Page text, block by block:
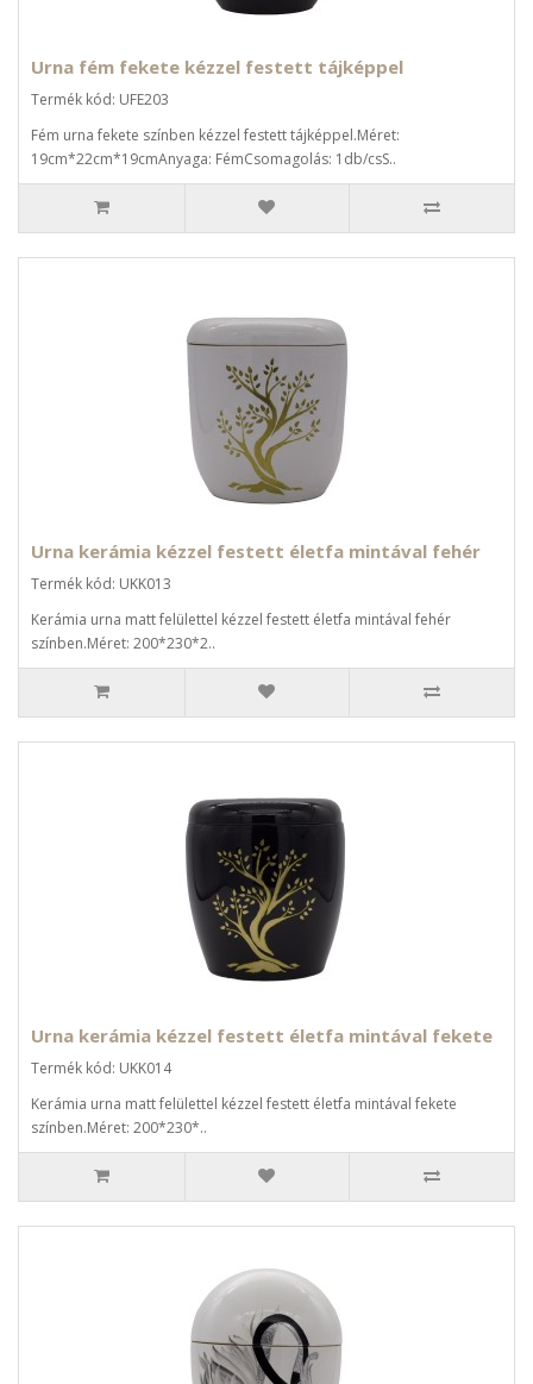
Urna fém fekete kézzel festett tájképpel
Termék kód: UFE203
Fém urna fekete színben kézzel festett tájképpel.Méret:
19cm*22cm*19cmAnyaga: FémCsomagolás: 1db/csS..
Urna kerámia kézzel festett életfa mintával fehér
Termék kód: UKK013
Kerámia urna matt felülettel kézzel festett életfa mintával fehér
színben.Méret: 200*230*2..
Urna kerámia kézzel festett életfa mintával fekete
Termék kód: UKK014
Kerámia urna matt felülettel kézzel festett életfa mintával fekete
színben.Méret: 200*230*..